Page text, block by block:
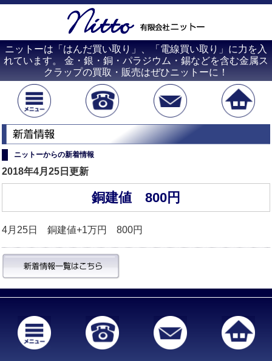
ニットーは「はんだ買い取り」、「電線買い取り」に力を入
れています。 金・銀・銅・パラジウム・錫などを含む金属ス
クラップの買取・販売はぜひニットーに！
ニットーからの新着情報
2018年4月25日更新
銅建値 800円
4月25日 銅建値+1万円 800円